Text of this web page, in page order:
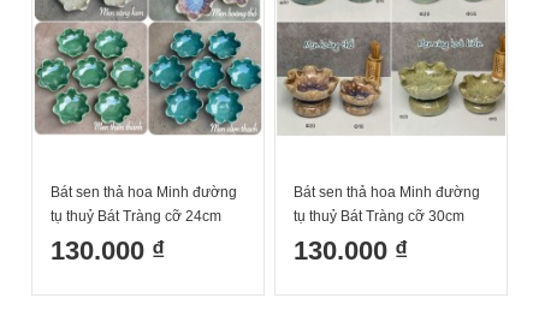
Bát sen thả hoa Minh đường
tụ thuỷ Bát Tràng cỡ 24cm
130.000 ₫
Bát sen thả hoa Minh đường
tụ thuỷ Bát Tràng cỡ 30cm
130.000 ₫